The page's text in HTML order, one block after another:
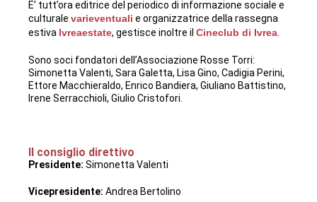
E’ tutt’ora editrice del periodico di informazione sociale e
culturale varieventuali e organizzatrice della rassegna
estiva Ivreaestate, gestisce inoltre il Cineclub di Ivrea
Sono soci fondatori dell’Associazione Rosse Torri:
Simonetta Valenti, Sara Galetta, Lisa Gino, Cadigia Perini,
Ettore Macchieraldo, Enrico Bandiera, Giuliano Battistino,
Irene Serracchioli, Giulio Cristofori.
Il consiglio direttivo
Presidente: Simonetta Valenti
Vicepresidente: Andrea Bertolino